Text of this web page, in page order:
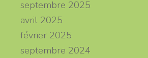
septembre 2025
avril 2025
février 2025
septembre 2024